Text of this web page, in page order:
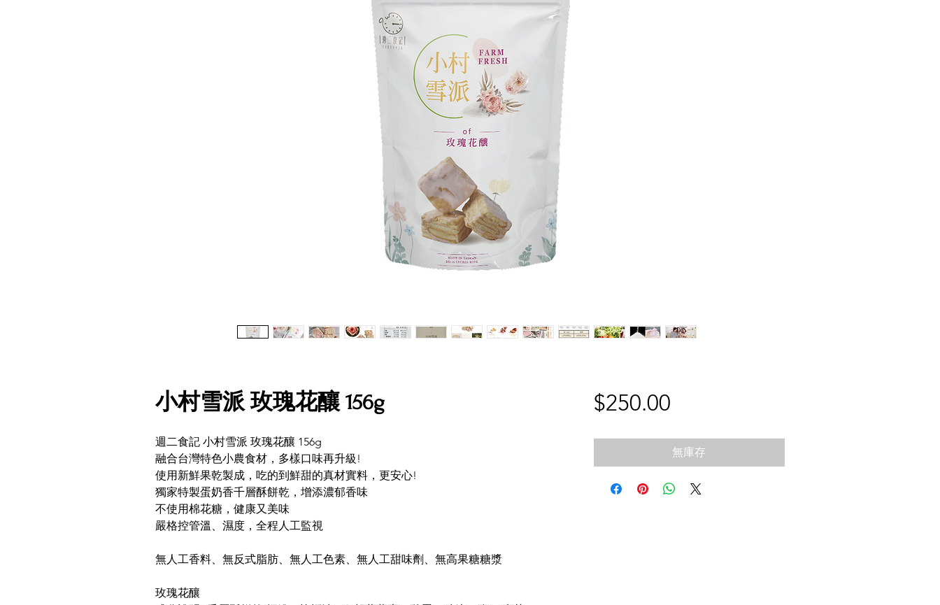
小村雪派 玫瑰花釀 156g
週二食記 小村雪派 玫瑰花釀 156g
融合台灣特色小農食材，多樣口味再升級!
使用新鮮果乾製成，吃的到鮮甜的真材實料，更安心!
獨家特製蛋奶香千層酥餅乾，增添濃郁香味
不使用棉花糖，健康又美味
嚴格控管溫、濕度，全程人工監視
無人工香料、無反式脂肪、無人工色素、無人工甜味劑、無高果糖糖漿
玫瑰花釀
$250.00價
格
無庫存